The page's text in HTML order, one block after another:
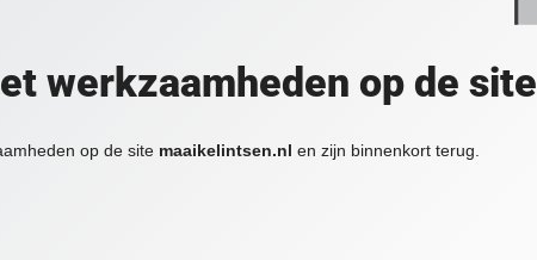
werkzaamheden op de site
op de site maaikelintsen.nl en zijn binnenkort terug.